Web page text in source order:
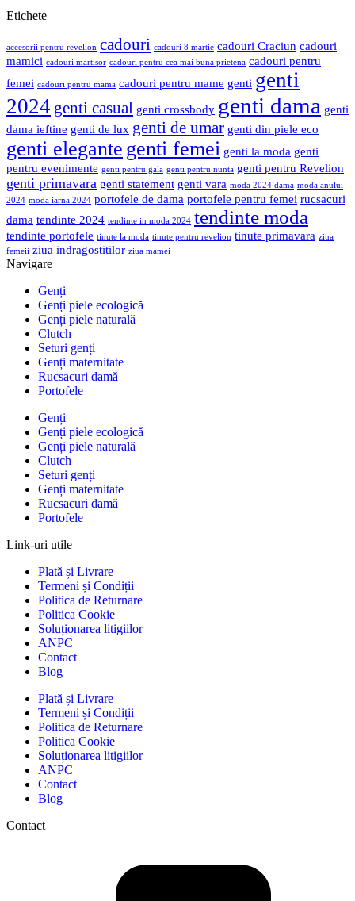
Etichete
accesorii pentru revelion cadouri cadouri 8 martie cadouri Craciun cadouri
mamici cadouri martisor cadouri pentru cea mai buna prietena cadouri pentru
femei cadouri pentru mama cadouri pentru mame genti genti
2024 genti casual genti crossbody genti dama genti
dama ieftine genti de lux genti de umar genti din piele eco
genti elegante genti femei genti la moda genti
pentru evenimente genti pentru gala genti pentru nunta genti pentru Revelion
genti primavara genti statement genti vara moda 2024 dama moda anului
2024 moda iarna 2024 portofele de dama portofele pentru femei rucsacuri
dama tendinte 2024 tendinte in moda 2024 tendinte moda
tendinte portofele tinute la moda tinute pentru revelion tinute primavara ziua
femeii ziua indragostitilor ziua mamei
Navigare
Genți
Genți piele ecologică
Genți piele naturală
Clutch
Seturi genți
Genți maternitate
Rucsacuri damă
Portofele
Genți
Genți piele ecologică
Genți piele naturală
Clutch
Seturi genți
Genți maternitate
Rucsacuri damă
Portofele
Link-uri utile
Plată și Livrare
Termeni și Condiții
Politica de Returnare
Politica Cookie
Soluționarea litigiilor
ANPC
Contact
Blog
Plată și Livrare
Termeni și Condiții
Politica de Returnare
Politica Cookie
Soluționarea litigiilor
ANPC
Contact
Blog
Contact